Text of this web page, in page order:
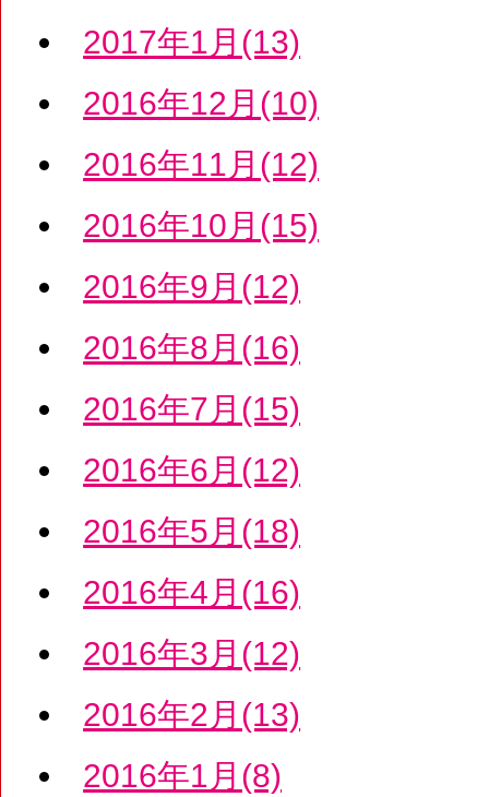
2017年1月(13)
2016年12月(10)
2016年11月(12)
2016年10月(15)
2016年9月(12)
2016年8月(16)
2016年7月(15)
2016年6月(12)
2016年5月(18)
2016年4月(16)
2016年3月(12)
2016年2月(13)
2016年1月(8)